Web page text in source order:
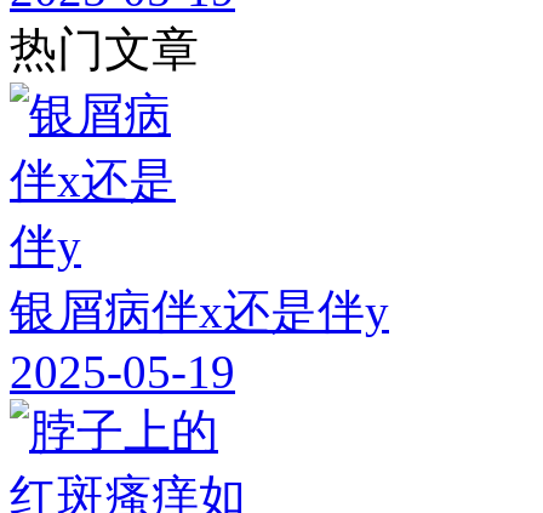
热门文章
银屑病伴x还是伴y
2025-05-19